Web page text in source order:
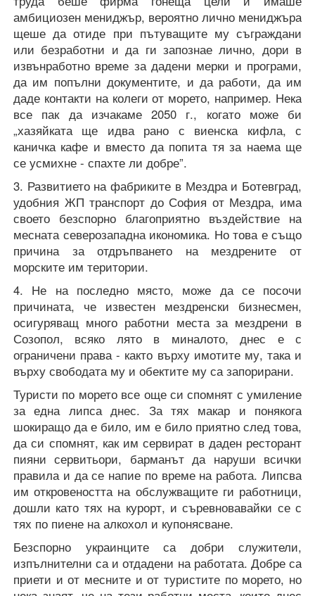
амбициозен мениджър, вероятно лично мениджъра
щеше да отиде при пътуващите му съграждани
или безработни и да ги запознае лично, дори в
извънработно време за дадени мерки и програми,
да им попълни документите, и да работи, да им
даде контакти на колеги от морето, например. Нека
все пак да изчакаме 2050 г., когато може би
„хазяйката ще идва рано с виенска кифла, с
каничка кафе и вместо да попита тя за наема ще
се усмихне - спахте ли добре”.
3. Развитието на фабриките в Мездра и Ботевград,
удобния ЖП транспорт до София от Мездра, има
своето безспорно благоприятно въздействие на
месната северозападна икономика. Но това е също
причина за отдръпването на мездрените от
морските им територии.
4. Не на последно място, може да се посочи
причината, че известен мездренски бизнесмен,
осигуряващ много работни места за мездрени в
Созопол, всяко лято в миналото, днес е с
ограничени права - както върху имотите му, така и
върху свободата му и обектите му са запорирани.
Туристи по морето все още си спомнят с умиление
за една липса днес. За тях макар и понякога
шокиращо да е било, им е било приятно след това,
да си спомнят, как им сервират в даден ресторант
пияни сервитьори, барманът да наруши всички
правила и да се напие по време на работа. Липсва
им откровеността на обслужващите ги работници,
дошли като тях на курорт, и съревновавайки се с
тях по пиене на алкохол и купонясване.
Безспорно украинците са добри служители,
изпълнителни са и отдадени на работата. Добре са
приети и от месните и от туристите по морето, но